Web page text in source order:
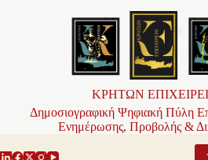
ΚΡΗΤΩΝ
Δημοσιογραφική Ψηφιακή Πύλη
Ενημέρωσης, Προβολής &